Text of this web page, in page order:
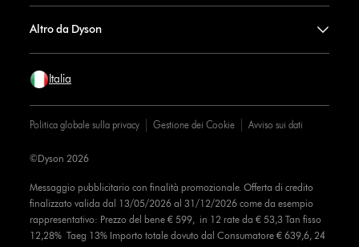
Altro da Dyson
Italia
Politica globale sulla privacy Gestione dei Cookie Avviso sui dati
Messaggio pubblicitario con finalità promozionale. Offerta di credito
finalizzato valida dal 13/05/2026 al 31/12/2026 come da esempio
rappresentativo: Prezzo del bene € 599, in 12 rate da € 53,3 Tan fisso
12,28% Taeg 13% Importo totale dovuto dal Consumatore € 639,6, 24
©Dyson 2026